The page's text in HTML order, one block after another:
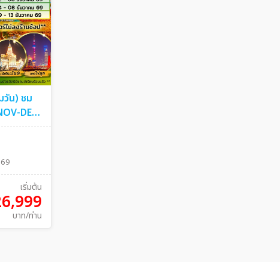
วัน) ชม
DEC
เริ่มต้น
บาท/ท่าน